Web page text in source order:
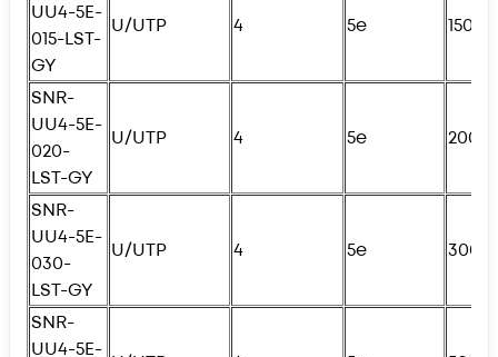
UU4-5E-
015-LST-
GY
U/UTP 4 5e 150см
SNR-
UU4-5E-
020-
LST-GY
U/UTP 4 5e
SNR-
UU4-5E-
030-
LST-GY
U/UTP 4 5e
SNR-
UU4-5E-